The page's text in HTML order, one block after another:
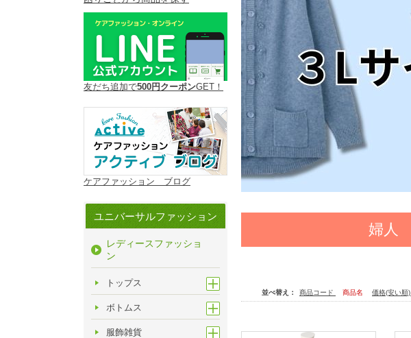
友だち追加で500円クーポンGET！
ケアファッション ブログ
ユニバーサルファッション
レディースファッショ
ン
トップス
ボトムス
服飾雑貨
婦人
並べ替え： 商品コード 商品名 価格(安い順)